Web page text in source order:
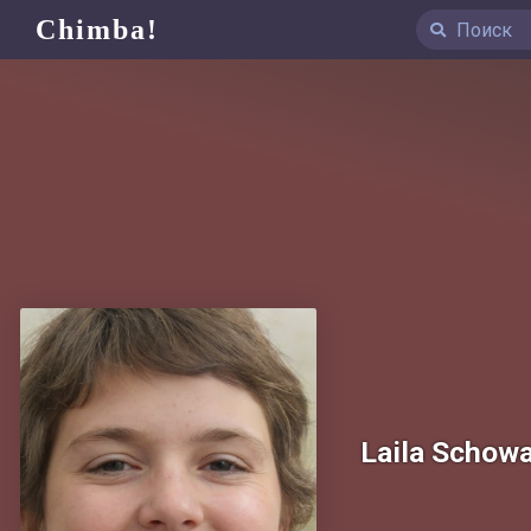
Chimba!
Laila